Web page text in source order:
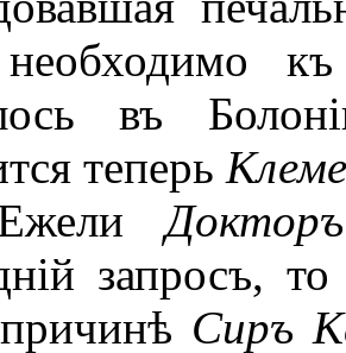
въ
теперь
запросъ,
Сиръ